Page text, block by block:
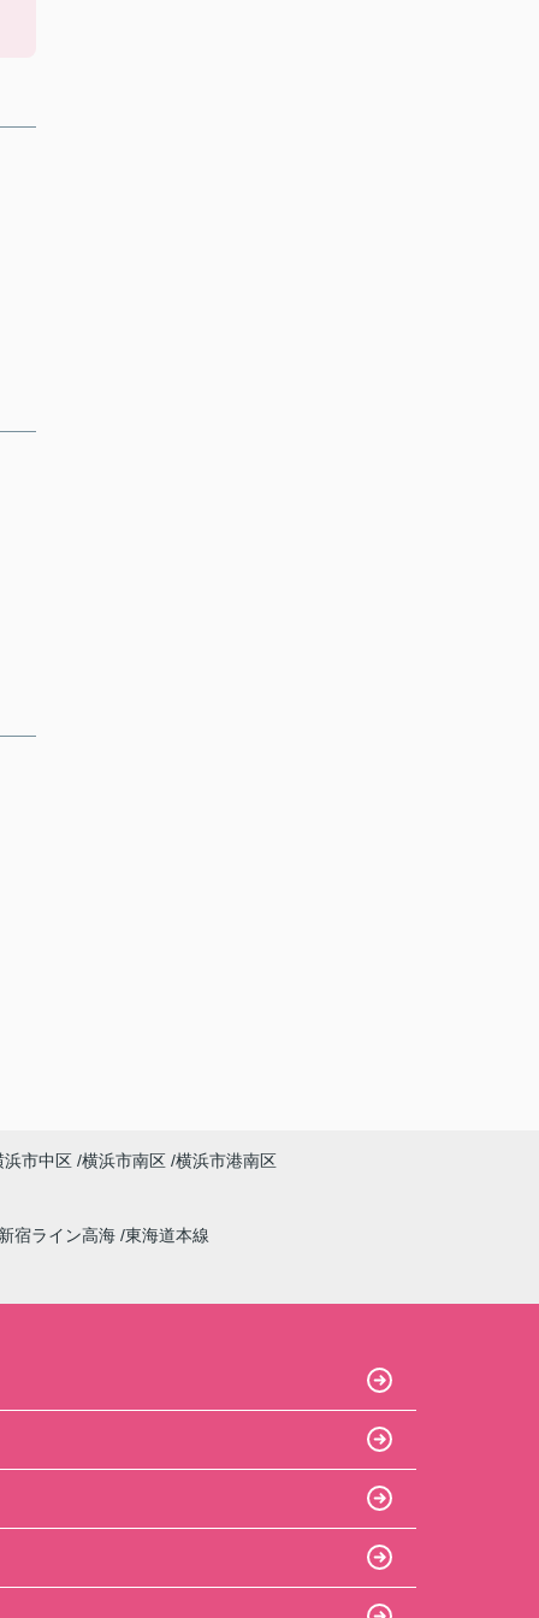
浜市中区 横浜市南区 横浜市港南区
宿ライン高海 東海道本線